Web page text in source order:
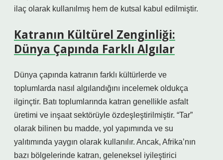
ilaç olarak kullanılmış hem de kutsal kabul edilmiştir.
Katranın Kültürel Zenginliği:
Dünya Çapında Farklı Algılar
Dünya çapında katranın farklı kültürlerde ve
toplumlarda nasıl algılandığını incelemek oldukça
ilginçtir. Batı toplumlarında katran genellikle asfalt
üretimi ve inşaat sektörüyle özdeşleştirilmiştir. “Tar”
olarak bilinen bu madde, yol yapımında ve su
yalıtımında yaygın olarak kullanılır. Ancak, Afrika’nın
bazı bölgelerinde katran, geleneksel iyileştirici